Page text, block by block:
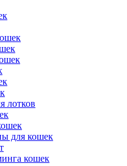
лотков
для кошек
кошек